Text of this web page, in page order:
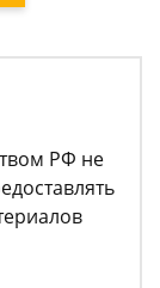
РФ не